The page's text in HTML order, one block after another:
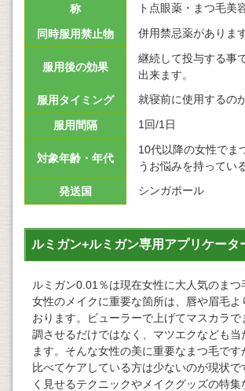
称
ト点眼薬・まつ毛美
同時服用禁止物 併用禁忌薬があります
服用後の効果
継続して投与する事
出来ます。
服用タイミング
就寝前に使用するの
服用間隔 1回/1日
対象年齢・年代
10代以降の女性でま
うお悩みを持ってい
発送国
シンガポール
ルミガン+ルミガン専用アプリケータ
ルミガン0.01％は現在女性に大人気のま
女性のメイクに重要な箇所は、唇や眉毛よ
おります。ビューラーで上げてマスカラで
調させるだけではなく、マツエクなども当
ます。そんな女性の美に重要なまつ毛です
比べてケアしている方は少ないのが現状
く見せるテクニックやメイクグッズの特